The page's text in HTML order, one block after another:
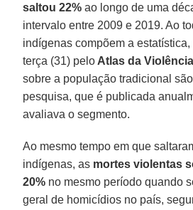
saltou 22% ao longo de uma
intervalo entre 2009 e 2019. Ao
indígenas compõem a
terça (31) pelo Atlas da
sobre a população tradicional
pesquisa, que é publicada
avaliava o segmento.
Ao mesmo tempo em que
indígenas, as mortes violentas
20% no mesmo período quando
geral de homicídios no país,